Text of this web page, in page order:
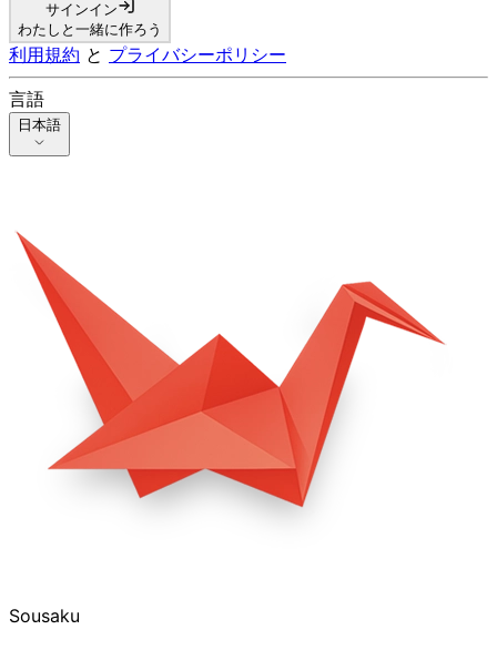
サインイン
わたしと一緒に作ろう
利用規約 と プライバシーポリシー
言語
日本語
Sousaku